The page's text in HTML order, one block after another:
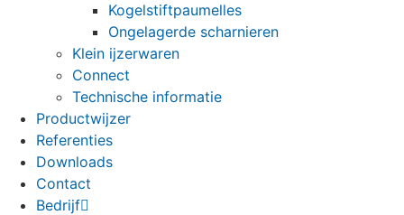
Kogelstiftpaumelles
Ongelagerde scharnieren
Klein ijzerwaren
Connect
Technische informatie
Productwijzer
Referenties
Downloads
Contact
Bedrijf